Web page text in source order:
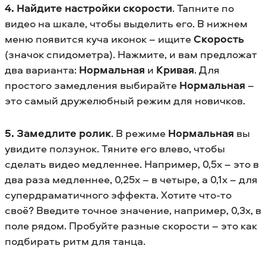
4. Найдите настройки скорости. Тапните по
видео на шкале, чтобы выделить его. В нижнем
меню появится куча иконок – ищитеСкорость
(значок спидометра). Нажмите, и вам предложат
два варианта: Нормальная и Кривая. Для
простого замедления выбирайте Нормальная –
это самый дружелюбный режим для новичков.
5. Замедлите ролик. В режиме Нормальная вы
увидите ползунок. Тяните его влево, чтобы
сделать видео медленнее. Например, 0,5x – это в
два раза медленнее, 0,25x – в четыре, а 0,1x – для
супердраматичного эффекта. Хотите что-то
своё? Введите точное значение, например, 0,3x, в
поле рядом. Пробуйте разные скорости – это как
подбирать ритм для танца.